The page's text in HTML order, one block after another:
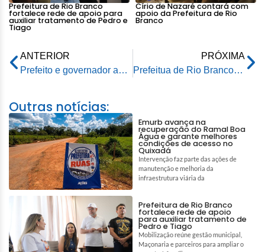
Prefeitura de Rio Branco
fortalece rede de apoio para
auxiliar tratamento de Pedro e
Tiago
Círio de Nazaré contará com
apoio da Prefeitura de Rio
Branco
ANTERIOR
Prefeito e governador acompanham preparativos para o Carnaval da Família 2023
PRÓXIMA
Prefeitua de Rio Branco continua com mutirões de limpeza pela cidade
Outras notícias:
Emurb avança na
recuperação do Ramal Boa
Água e garante melhores
condições de acesso no
Quixadá
Intervenção faz parte das ações de
manutenção e melhoria da
infraestrutura viária da
Prefeitura de Rio Branco
fortalece rede de apoio
para auxiliar tratamento de
Pedro e Tiago
Mobilização reúne gestão municipal,
Maçonaria e parceiros para ampliar o